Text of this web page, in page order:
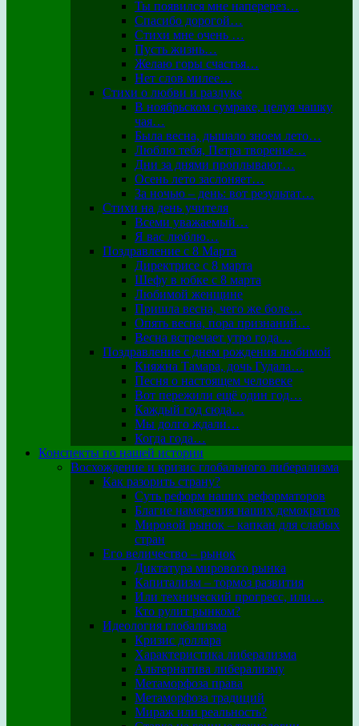
Ты появился мне наперерез…
Спасибо дорогой…
Стихи мне очень …
Пусть жизнь…
Желаю горы счастья…
Нет слов милее…
Стихи о любви и разлуке
В ноябрьском сумраке, целуя чашку
чая…
Была весна, дышало зноем лето…
Люблю тебя, Петра творенье…
Дни за днями проплывают…
Осень лето заслоняет…
За ночью – день: вот результат…
Стихи на день учителя
Всеми уважаемый…
Я вас люблю…
Поздравление с 8 Марта
Директрисе с 8 марта
Шефу в юбке с 8 марта
Любимой женщине
Пришла весна, чего же боле…
Опять весна, пора признаний…
Весна встречает утро года…
Поздравление с днем рождения любимой
Княжна Тамара, дочь Гудала…
Песня о настоящем человеке
Вот пережили ещё один год…
Каждый год сюда…
Мы долго ждали…
Когда года…
Конспекты по нашей истории
Восхождение и кризис глобального либерализма
Как разорить страну?
Суть реформ наших реформаторов
Благие намерения наших демократов
Мировой рынок – капкан для слабых
стран
Его величество – рынок
Диктатура мирового рынка
Капитализм – тормоз развития
Или технический прогресс, или…
Кто рулит рынком?
Идеология глобализма
Кризис доллара
Характеристика либерализма
Альтернатива либерализму
Метаморфоза права
Метаморфоза традиций
Мираж или реальность?